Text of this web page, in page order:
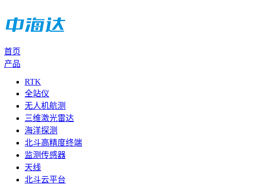
首页
产品
RTK
全站仪
无人机航测
三维激光雷达
海洋探测
北斗高精度终端
监测传感器
天线
北斗云平台